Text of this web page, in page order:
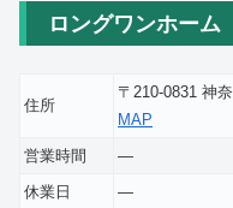
ロングワンホーム
住所
〒210-0831 神
MAP
営業時間
―
休業日
―